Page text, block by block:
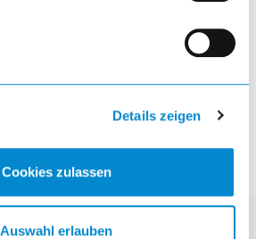
Details zeigen
Cookies zulassen
Auswahl erlauben